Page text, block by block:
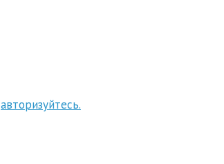
авторизуйтесь.